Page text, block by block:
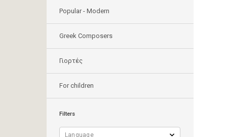
Popular - Modern
Greek Composers
Γιορτές
For children
Filters